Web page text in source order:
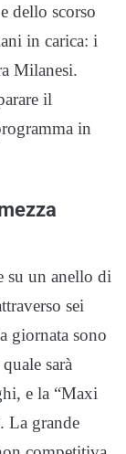
dello scorso
in carica: i
Milanesi.
il
in
su un anello di
sei
giornata sono
sarà
e la “Maxi
La grande